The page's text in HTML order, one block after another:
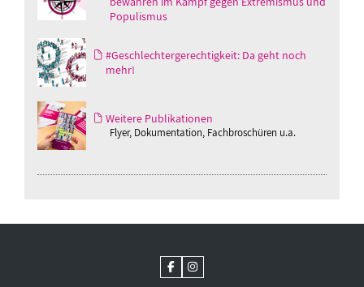
Populismus
#Geschlechtergerechtigkeit: Da geht noch
mehr!
Weitere Publikationen
Flyer, Dokumentation, Fachbroschüren u.a.